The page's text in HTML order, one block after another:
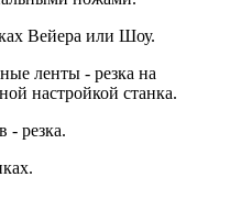
Вейера или Шоу.
ленты - резка на
настройкой станка.
- резка.